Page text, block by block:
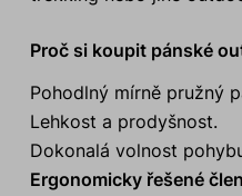
Proč si koupit pánské
Pohodlný mírně pružný
Lehkost a prodyšnost.
Dokonalá volnost
Ergonomicky řešené